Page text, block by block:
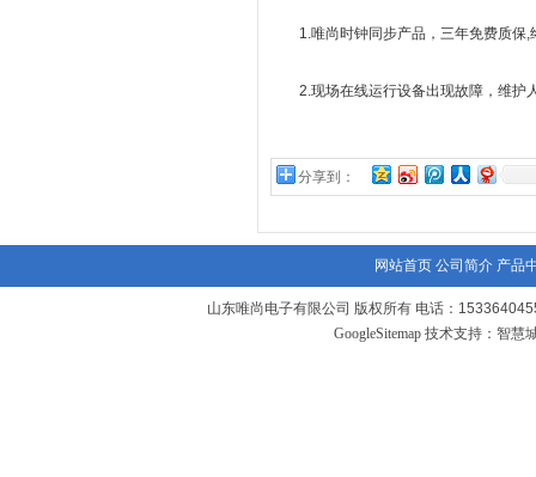
1.唯尚时钟同步产品，三年免费质保,
2.现场在线运行设备出现故障，维护
分享到：
网站首页 公司简介 产品
山东唯尚电子有限公司 版权所有 电话：
GoogleSitemap技术支持： 智慧